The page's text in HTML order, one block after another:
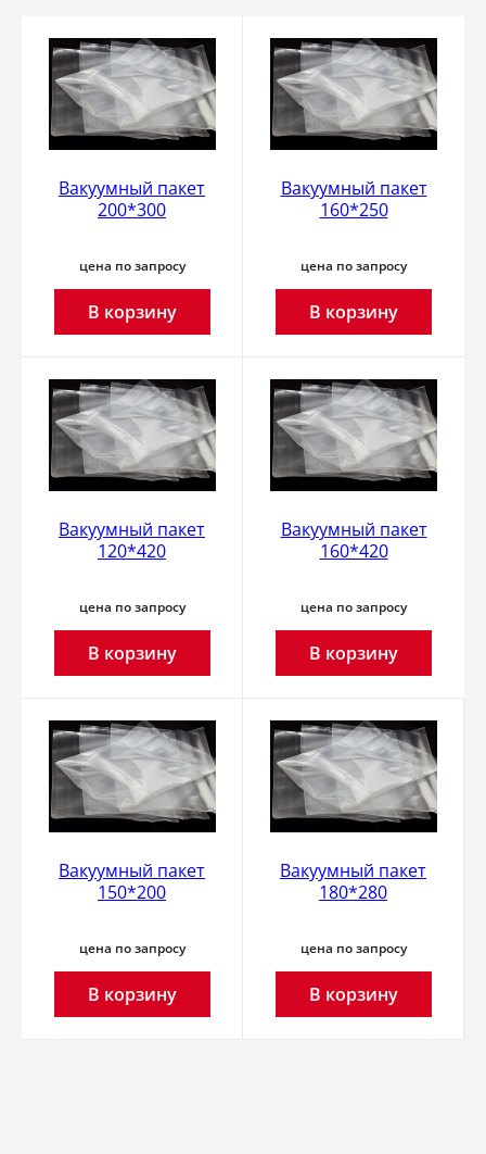
Вакуумный пакет
200*300
цена по запросу
В корзину
Вакуумный пакет
160*250
цена по запросу
В корзину
Вакуумный пакет
120*420
цена по запросу
В корзину
Вакуумный пакет
160*420
цена по запросу
В корзину
Вакуумный пакет
150*200
цена по запросу
В корзину
Вакуумный пакет
180*280
цена по запросу
В корзину